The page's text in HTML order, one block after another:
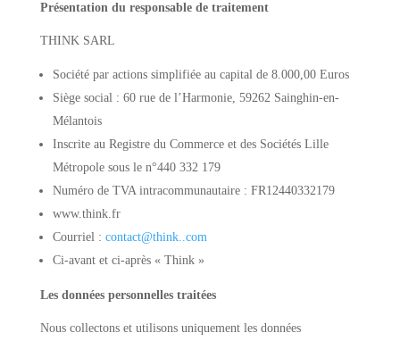
Présentation du responsable de traitement
THINK SARL
Société par actions simplifiée au capital de 8.000,00 Euros
Siège social : 60 rue de l’Harmonie, 59262 Sainghin-en-
Mélantois
Inscrite au Registre du Commerce et des Sociétés Lille
Métropole sous le n°440 332 179
Numéro de TVA intracommunautaire : FR12440332179
www.think.fr
Courriel : contact@think..com
Ci-avant et ci-après « Think »
Les données personnelles traitées
Nous collectons et utilisons uniquement les données